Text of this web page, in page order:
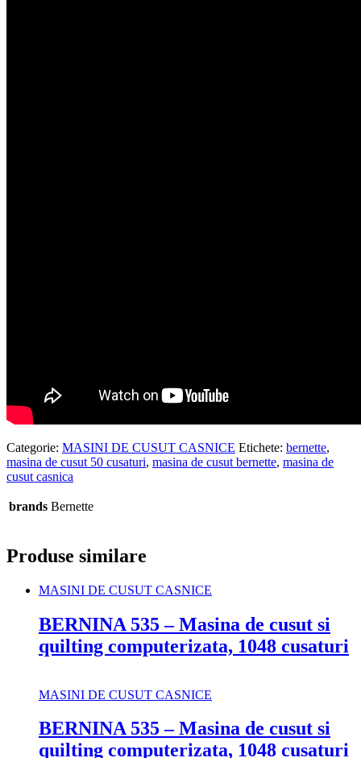
Categorie: MASINI DE CUSUT CASNICE Etichete: bernette,
masina de cusut 50 cusaturi, masina de cusut bernette, masina de
cusut casnica
brands Bernette
Produse similare
MASINI DE CUSUT CASNICE
BERNINA 535 – Masina de cusut si
quilting computerizata, 1048 cusaturi
MASINI DE CUSUT CASNICE
BERNINA 535 – Masina de cusut si
quilting computerizata, 1048 cusaturi